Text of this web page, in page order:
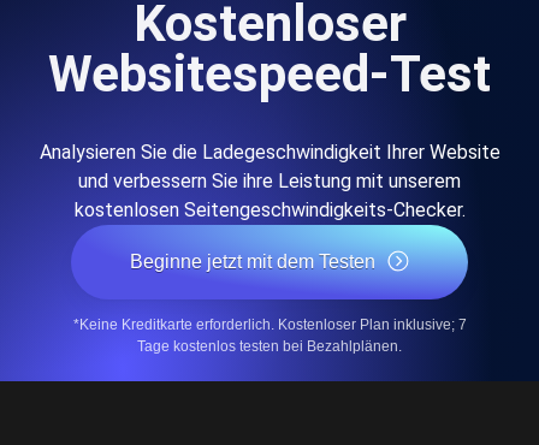
Kostenloser
Websitespeed-Test
Analysieren Sie die Ladegeschwindigkeit Ihrer Website
und verbessern Sie ihre Leistung mit unserem
kostenlosen Seitengeschwindigkeits-Checker.
Beginne jetzt mit dem Testen
*Keine Kreditkarte erforderlich. Kostenloser Plan inklusive; 7
Tage kostenlos testen bei Bezahlplänen.